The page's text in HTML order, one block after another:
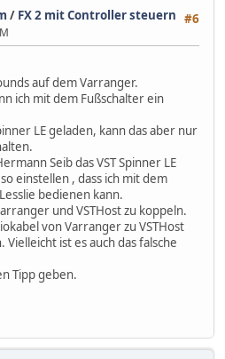
#6
/ FX 2 mit Controller steuern
auf dem Varranger.
ich mit dem Fußschalter ein
LE geladen, kann das aber nur
Seib das VST Spinner LE
einstellen , dass ich mit dem
bedienen kann.
und VSTHost zu koppeln.
von Varranger zu VSTHost
ist es auch das falsche
Tipp geben.